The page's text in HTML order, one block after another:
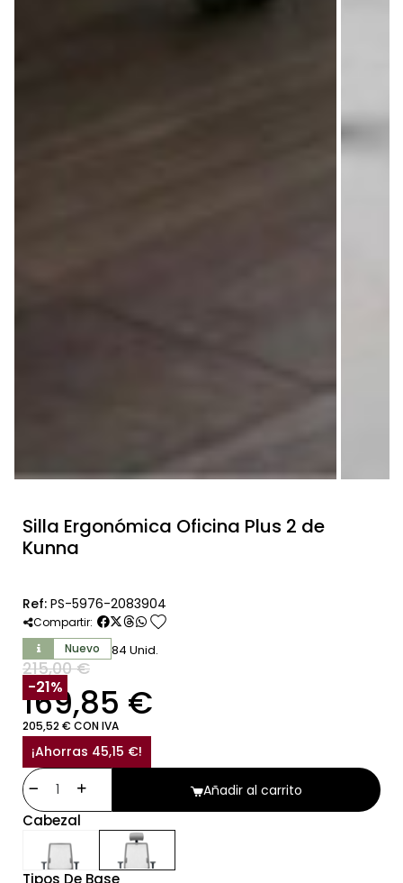
Silla Ergonómica Oficina Plus 2 de
Kunna
Ref: PS-5976-2083904
Compartir: favorite
Nuevo 84 Unid.
215,00 €
SIN IVA
169,85 €
205,52 € CON IVA
¡Ahorras 45,15 €!
-21%
Añadir al carrito
Cabezal
Tipos De Base